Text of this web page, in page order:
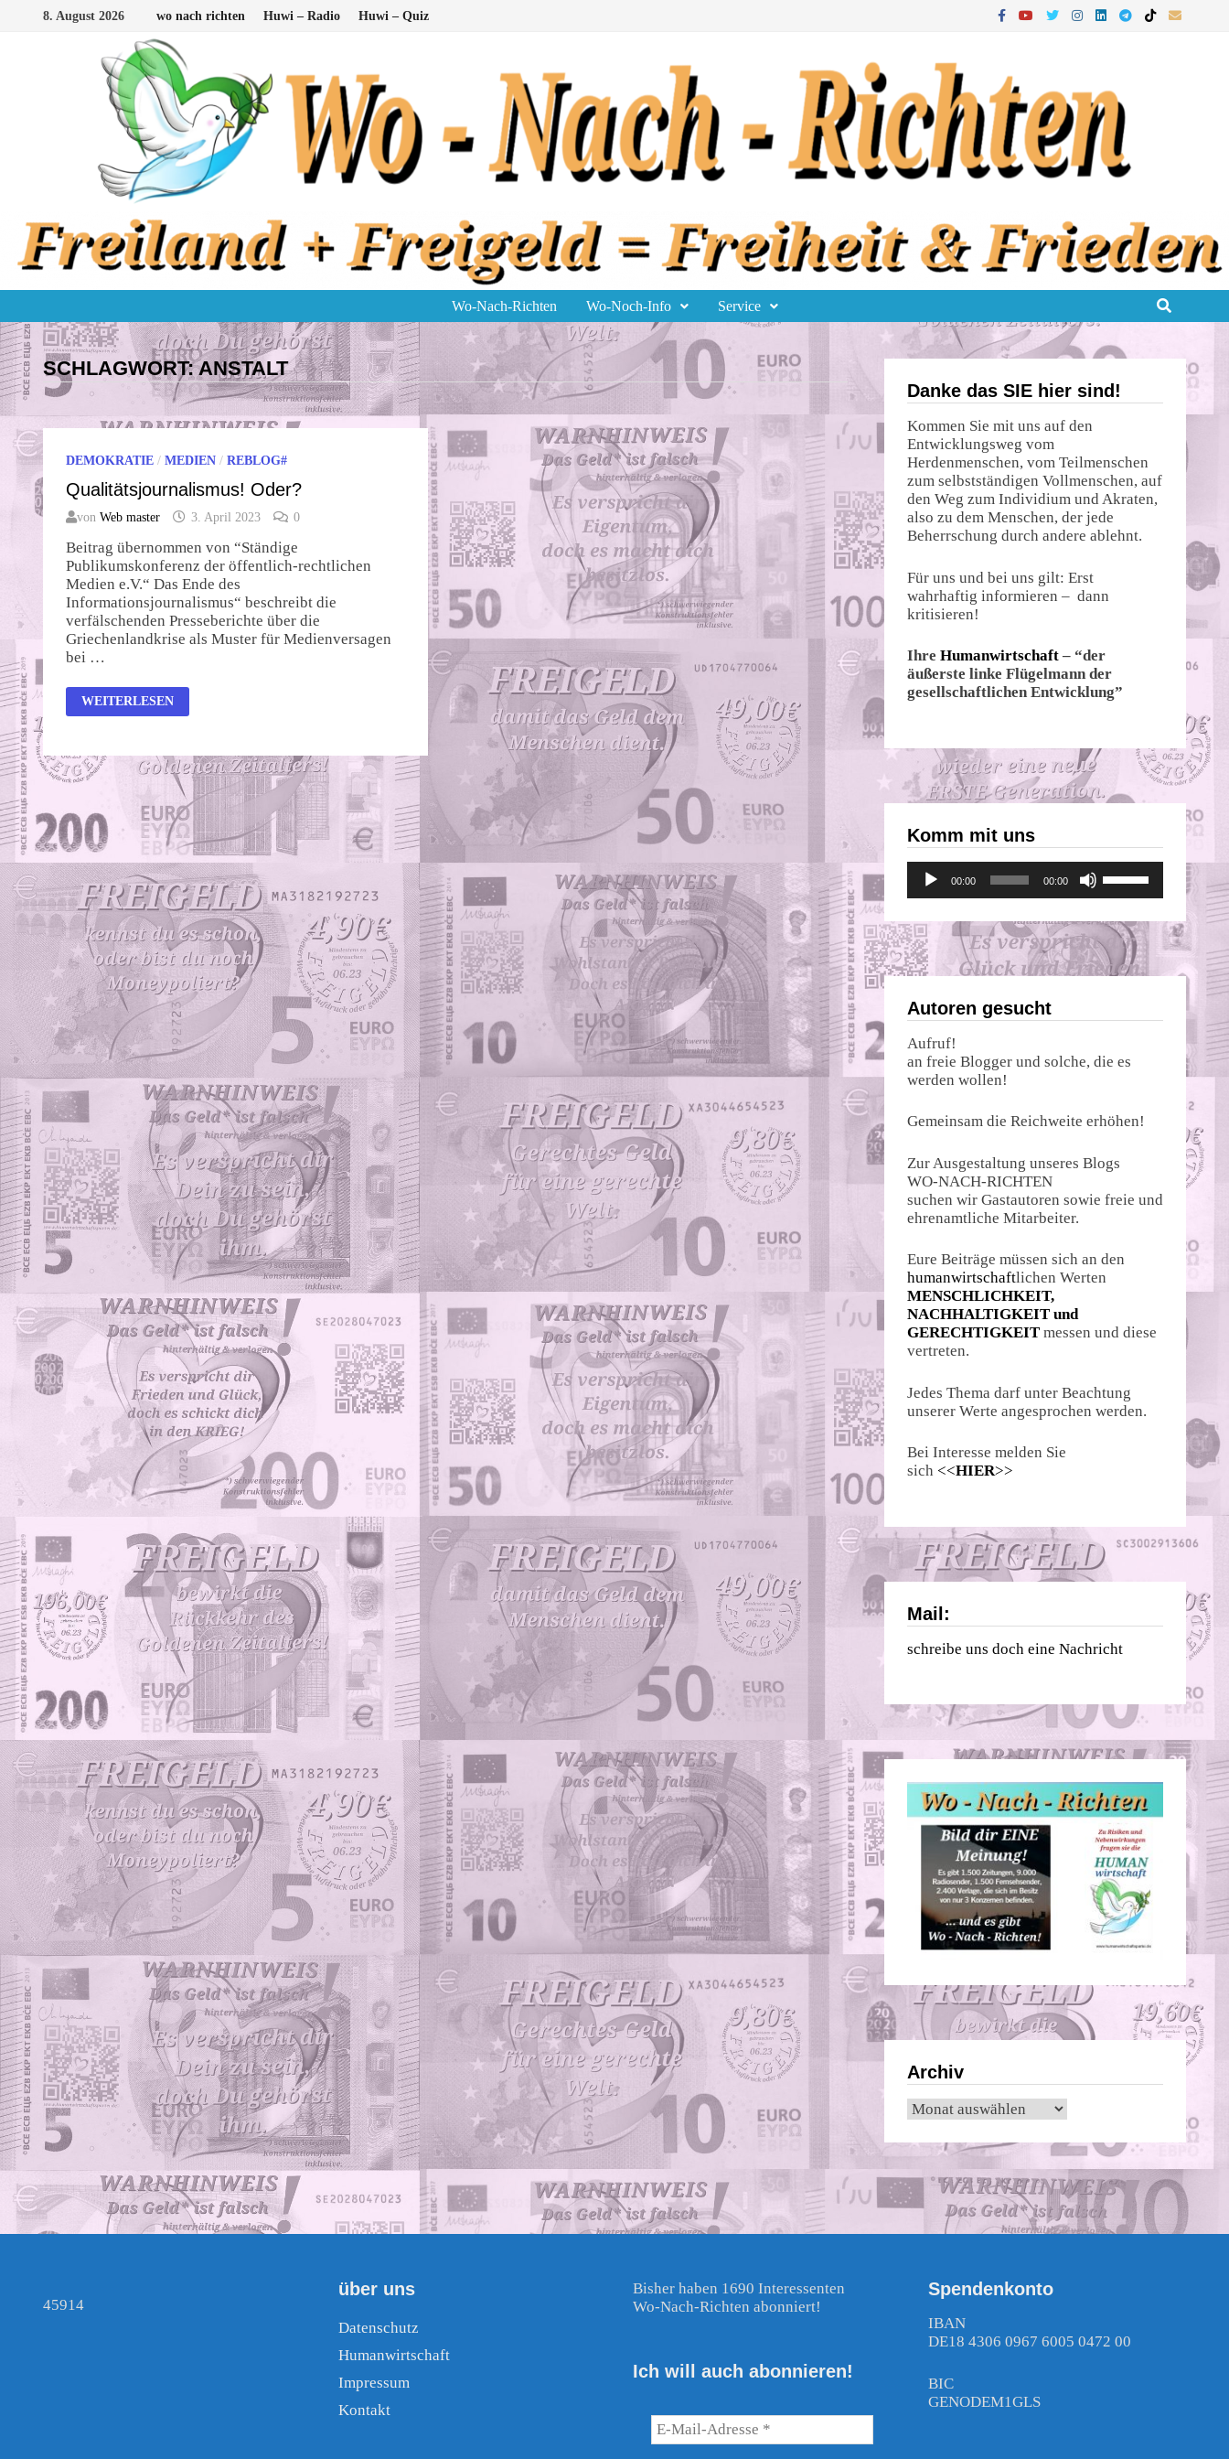
8. August 2026 wo nach richten Huwi – Radio Huwi – Quiz
Wo-Nach-Richten Wo-Noch-Info Service
SCHLAGWORT:ANSTALT
DEMOKRATIE / MEDIEN / REBLOG#
Qualitätsjournalismus! Oder?
von Web master 3. April 2023 0
Beitrag übernommen von “Ständige
Publikumskonferenz der öffentlich-rechtlichen
Medien e.V.“ Das Ende des
Informationsjournalismus“ beschreibt die
verfälschenden Presseberichte über die
Griechenlandkrise als Muster für Medienversagen
bei …
QUALITÄTSJOURNALISMUS!
ODER?
WEITERLESEN
Danke das SIE hier sind!
Kommen Sie mit uns auf den
Entwicklungsweg vom
Herdenmenschen, vom Teilmenschen
zum selbstständigen Vollmenschen, auf
den Weg zum Individium und Akraten,
also zu dem Menschen, der jede
Beherrschung durch andere ablehnt.
Für uns und bei uns gilt: Erst
wahrhaftig informieren – dann
kritisieren!
Ihre Humanwirtschaft – “der
äußerste linke Flügelmann der
gesellschaftlichen Entwicklung”
Komm mit uns
Audio-
Player
00:00 00:00
Hoch/Runter
um
die
Lautstärke
zu
Autoren gesucht
Aufruf!
an freie Blogger und solche, die es
werden wollen!
Gemeinsam die Reichweite erhöhen!
Zur Ausgestaltung unseres Blogs
WO-NACH-RICHTEN
suchen wir Gastautoren sowie freie und
ehrenamtliche Mitarbeiter.
Eure Beiträge müssen sich an den
humanwirtschaftlichen Werten
MENSCHLICHKEIT,
NACHHALTIGKEIT und
GERECHTIGKEIT messen und diese
vertreten.
Jedes Thema darf unter Beachtung
unserer Werte angesprochen werden.
Bei Interesse melden Sie
sich <<HIER>>
Mail:
schreibe uns doch eine Nachricht
Archiv
Archiv
45914
über uns
Datenschutz
Humanwirtschaft
Impressum
Kontakt
Bisher haben 1690 Interessenten
Wo-Nach-Richten abonniert!
Ich will auch abonnieren!
Spendenkonto
IBAN
DE18 4306 0967 6005 0472 00
BIC
GENODEM1GLS